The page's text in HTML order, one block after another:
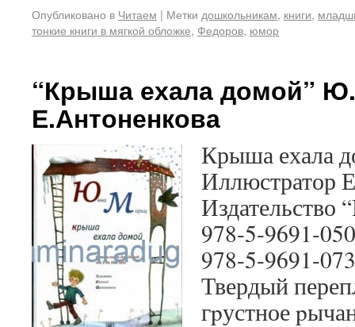
Опубликовано в Читаем | Метки дошкольникам, книги,
тонкие книги в мягкой обложке, Федоров, юмор
“Крыша ехала домой”
Е.Антоненкова
Крыша ехала
Иллюстратор
Издательство
978-5-9691-
978-5-9691-
Твердый
гpустное